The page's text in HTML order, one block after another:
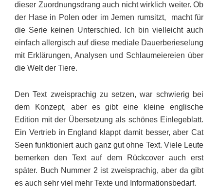
dieser Zuordnungsdrang auch nicht wirklich weiter. Ob
der Hase in Polen oder im Jemen rumsitzt, macht für
die Serie keinen Unter­schied. Ich bin vielleicht auch
einfach allergisch auf diese mediale Dauerbe­rieselung
mit Erklärungen, Analysen und Schlaumeiereien über
die Welt der Tiere.
Den Text zweisprachig zu setzen, war schwierig bei
dem Konzept, aber es gibt eine kleine englische
Edition mit der Übersetzung als schönes Einlegeblatt.
Ein Vertrieb in England klappt damit besser, aber Cat
Seen funktioniert auch ganz gut ohne Text. Viele Leute
bemerken den Text auf dem Rückcover auch erst
später. Buch Nummer 2 ist zweisprachig, aber da gibt
es auch sehr viel mehr Texte und Informationsbedarf.